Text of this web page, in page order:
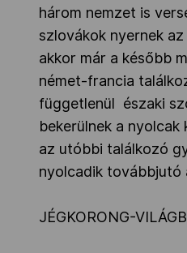
három nemzet is
szlovákok nyernek
akkor már a később
német-francia
függetlenül északi
bekerülnek a nyolcak
az utóbbi találkozó
nyolcadik továbbjutó
JÉGKORONG-